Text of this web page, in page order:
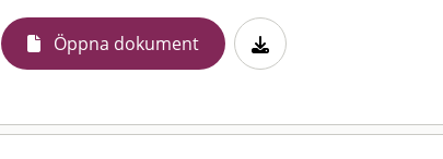
Öppna dokument